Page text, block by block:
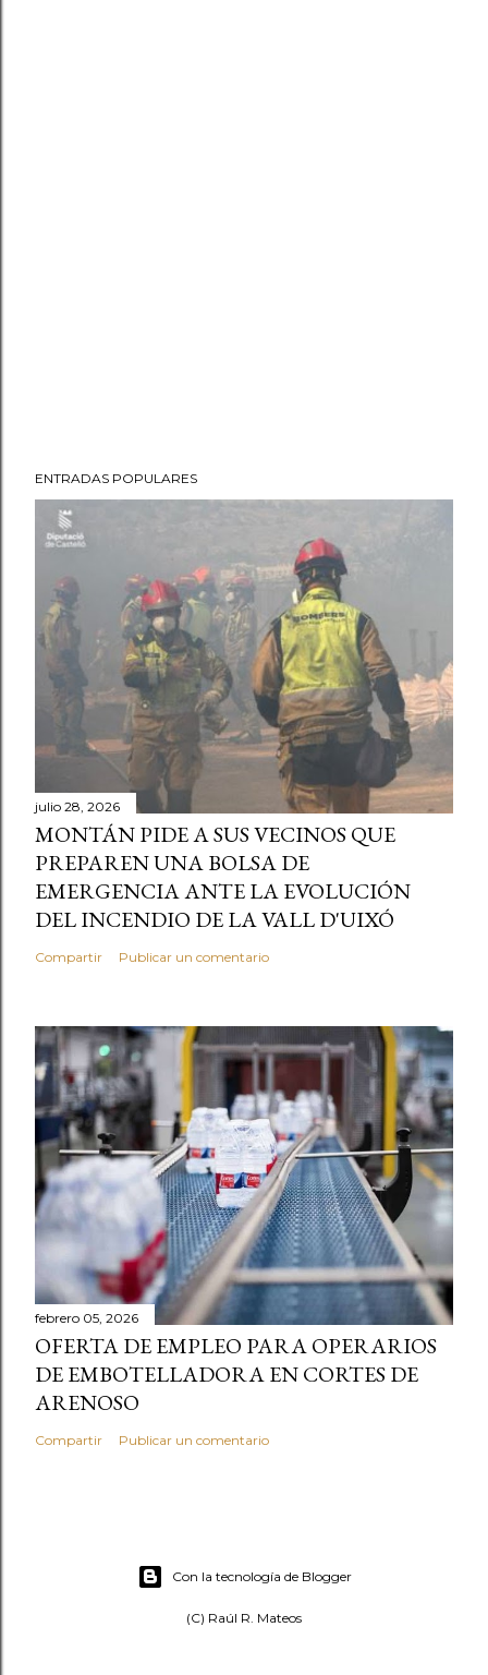
ENTRADAS POPULARES
julio 28, 2026
MONTÁN PIDE A SUS VECINOS QUE
PREPAREN UNA BOLSA DE
EMERGENCIA ANTE LA EVOLUCIÓN
DEL INCENDIO DE LA VALL D'UIXÓ
Compartir Publicar un comentario
febrero 05, 2026
OFERTA DE EMPLEO PARA OPERARIOS
DE EMBOTELLADORA EN CORTES DE
ARENOSO
Compartir Publicar un comentario
Con la tecnología de Blogger
(C) Raúl R. Mateos